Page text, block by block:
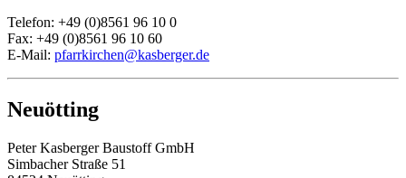
Telefon: +49 (0)8561 96 10 0
Fax: +49 (0)8561 96 10 60
E-Mail: pfarrkirchen@kasberger.de
Neuötting
Peter Kasberger Baustoff GmbH
Simbacher Straße 51